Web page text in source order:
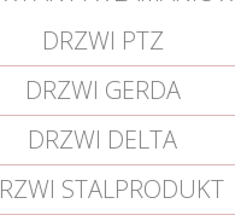
DRZWI PTZ
DRZWI GERDA
DRZWI DELTA
STALPRODUKT